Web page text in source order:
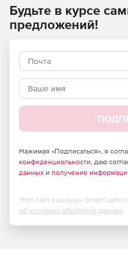
объектов, расположенных
Будьте в курсе
предложений!
Нажимая «Подписаться», я
конфиденциальности, даю
данных и получение
Этот сайт защищен
об условиях обработки данных